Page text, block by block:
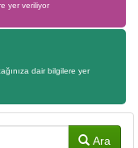
yer veriliyor
dair bilgilere yer
Ara